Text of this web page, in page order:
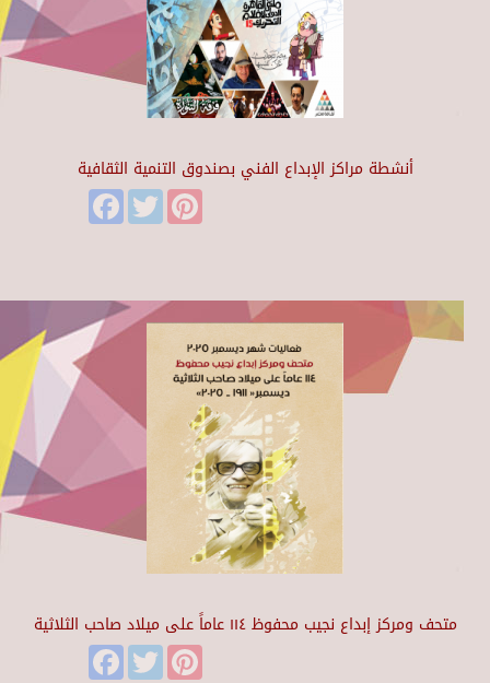
أنشطة مراكز الإبداع الفني بصندوق التنمية الثقافية
FacebookTwitter
متحف ومركز إبداع نجيب محفوظ ١١٤ عاماً على ميلاد صاحب الثلاثية
FacebookTwitter